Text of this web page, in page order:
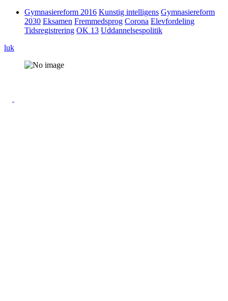
Gymnasiereform 2016 Kunstig intelligens Gymnasiereform
2030 Eksamen Fremmedsprog Corona Elevfordeling
Tidsregistrering OK 13 Uddannelsespolitik
luk